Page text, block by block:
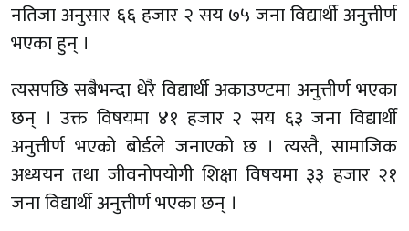
नतिजा अनुसार ६६ हजार २ सय ७५ जना विद्यार्थी अनुत्तीर्ण
भएका हुन् ।
त्यसपछि सबैभन्दा धेरै विद्यार्थी अकाउण्टमा अनुत्तीर्ण भएका
छन् । उक्त विषयमा ४१ हजार २ सय ६३ जना विद्यार्थी
अनुत्तीर्ण भएको बोर्डले जनाएको छ । त्यस्तै, सामाजिक
अध्ययन तथा जीवनोपयोगी शिक्षा विषयमा ३३ हजार २१
जना विद्यार्थी अनुत्तीर्ण भएका छन् ।